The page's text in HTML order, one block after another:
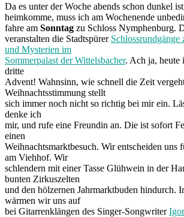
Da es unter der Woche abends schon dunkel
heimkomme, muss ich am Wochenende
fahre am Sonntag zu Schloss Nymphenburg.
veranstalten die Stadtspürer
und Mysterien im
Sommerpalast der Wittelsbacher. Ach ja, heute
dritte
Advent! Wahnsinn, wie schnell die Zeit
Weihnachtsstimmung stellt
sich immer noch nicht so richtig bei mir ein.
denke ich
mir, und rufe eine Freundin an. Die ist sofort
einen
Weihnachtsmarktbesuch. Wir entscheiden uns
am Viehhof. Wir
schlendern mit einer Tasse Glühwein in der
bunten Zirkuszelten
und den hölzernen Jahrmarktbuden hindurch.
wärmen wir uns auf
bei Gitarrenklängen des Singer-Songwriter